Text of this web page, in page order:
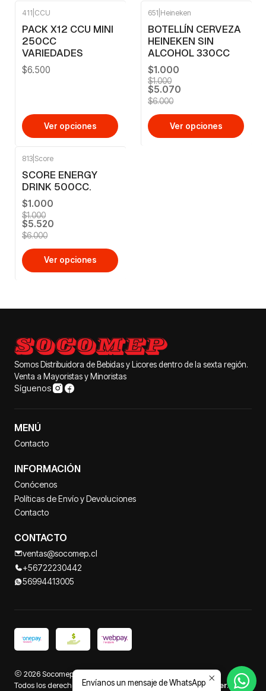
411 CCU
PACK X12 CCU MINI
250CC
VARIEDADES
$6.500
Ver opciones
651 Heineken
BOTELLÍN CERVEZA
HEINEKEN SIN
ALCOHOL 330CC
$1.000
$1.000
$5.070
$6.000
Ver opciones
813 Score
SCORE ENERGY
DRINK 500CC.
$1.000
$1.000
$5.520
$6.000
Ver opciones
Somos Distribuidora de Bebidas y Licores dentro de la sexta región.
Venta a Mayoristas y Minoristas
Síguenos
MENÚ
Contacto
INFORMACIÓN
Conócenos
Políticas de Envío y Devoluciones
Contacto
CONTACTO
ventas@socomep.cl
+56722230442
56994413005
2026 Socomep.
Todos los derechos reservados.Desarrollado por Jumpseller.
Envíanos un mensaje de WhatsApp